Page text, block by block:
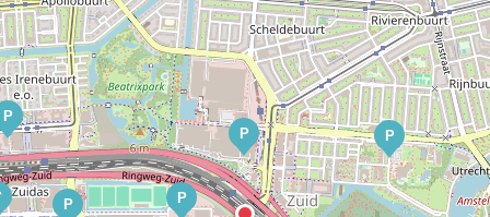
P
P
P
P
P